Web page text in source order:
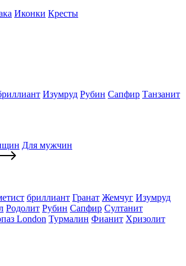
Иконки Кресты
Изумруд Рубин Сапфир Танзанит
Для мужчин
бриллиант Гранат Жемчуг Изумруд
Родолит Рубин Сапфир Султанит
London Турмалин Фианит Хризолит